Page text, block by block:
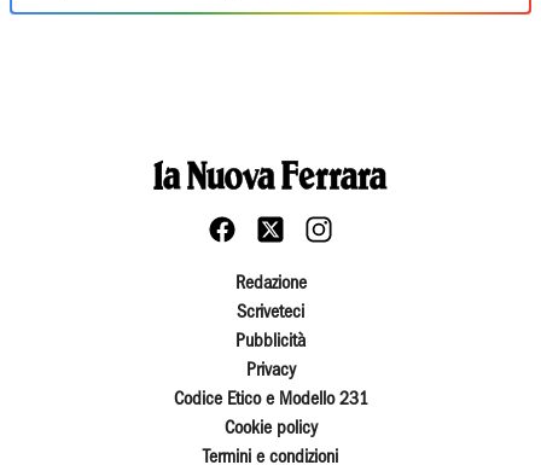
Redazione
Scriveteci
Pubblicità
Privacy
Codice Etico e Modello 231
Cookie policy
Termini e condizioni